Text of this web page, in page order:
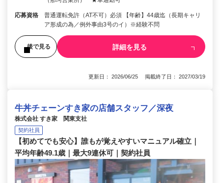
応募資格
普通運転免許（AT不可）必須 【年齢】44歳迄（長期キャリ
ア形成の為／例外事由3号のイ）※経験不問
後で見る 詳細を見る
更新日： 2026/06/25 掲載終了日： 2027/03/19
牛丼チェーンすき家の店舗スタッフ／深夜
株式会社 すき家 関東支社
契約社員
【初めてでも安心】誰もが覚えやすいマニュアル確立｜
平均年齢49.1歳｜最大9連休可｜契約社員